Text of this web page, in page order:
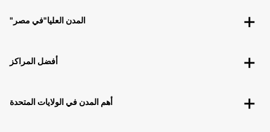
"المدن العليا"في مصر
أفضل المراكز
أهم المدن في الولايات المتحدة